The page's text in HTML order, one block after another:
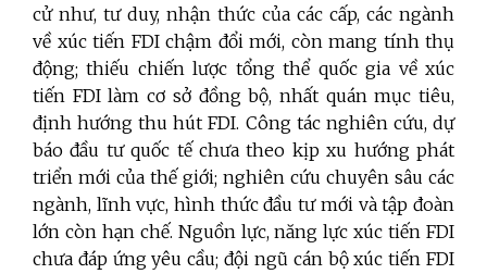
cử như, tư duy, nhận thức của các cấp, các ngành
về xúc tiến FDI chậm đổi mới, còn mang tính thụ
động; thiếu chiến lược tổng thể quốc gia về xúc
tiến FDI làm cơ sở đồng bộ, nhất quán mục tiêu,
định hướng thu hút FDI. Công tác nghiên cứu, dự
báo đầu tư quốc tế chưa theo kịp xu hướng phát
triển mới của thế giới; nghiên cứu chuyên sâu các
ngành, lĩnh vực, hình thức đầu tư mới và tập đoàn
lớn còn hạn chế. Nguồn lực, năng lực xúc tiến FDI
chưa đáp ứng yêu cầu; đội ngũ cán bộ xúc tiến FDI